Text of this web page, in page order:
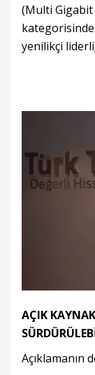
(Multi Gigabit
yenilikçi
AÇIK
Açıklamanın